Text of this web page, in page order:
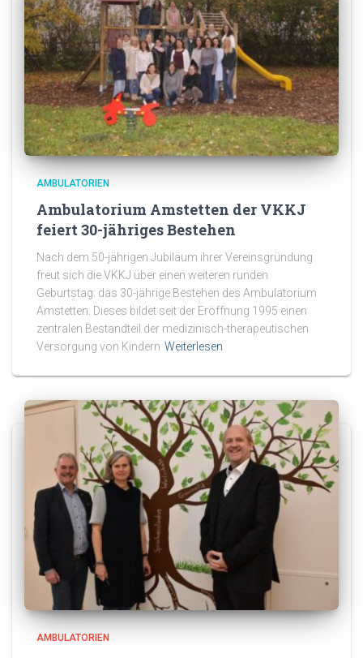
AMBULATORIEN
Ambulatorium Amstetten der VKKJ
feiert 30-jähriges Bestehen
Nach dem 50-jährigen Jubiläum ihrer Vereinsgründung
freut sich die VKKJ über einen weiteren runden
Geburtstag: das 30-jährige Bestehen des Ambulatorium
Amstetten. Dieses bildet seit der Eröffnung 1995 einen
zentralen Bestandteil der medizinisch-therapeutischen
Versorgung von Kindern Weiterlesen
AMBULATORIEN